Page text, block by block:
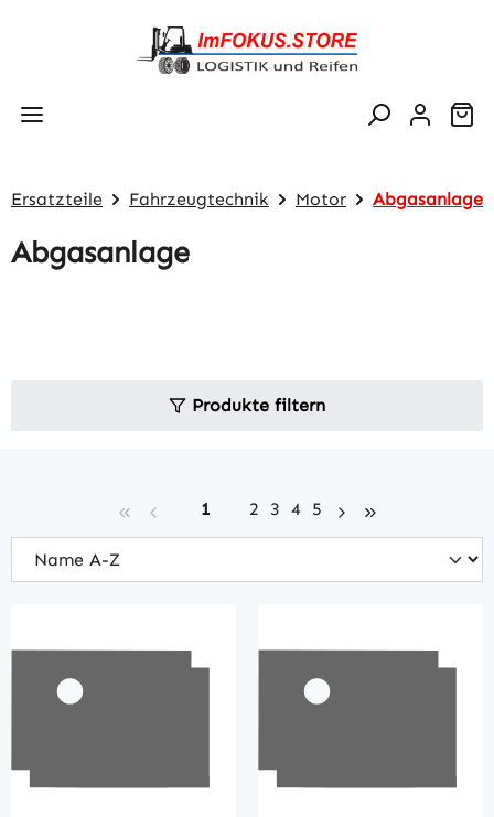
Zum Hauptinhalt springen
Ersatzteile Fahrzeugtechnik Motor Abgasanlage
Abgasanlage
Produkte filtern
Seite
1 Seite
2 Seite
3 Seite
4 Seite
5